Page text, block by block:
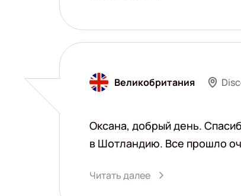
Великобритания
Оксана, добрый день.
в Шотландию. Все прошло
Читать далее